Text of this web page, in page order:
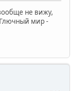
не вижу,
Глючный мир -